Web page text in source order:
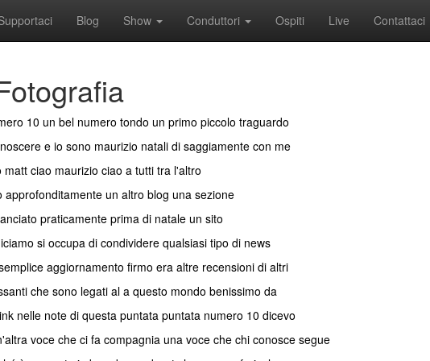
Blog Show Conduttori Ospiti Live Contattaci
10 un bel numero tondo un primo piccolo traguardo
e io sono maurizio natali di saggiamente con me
ciao maurizio ciao a tutti tra l'altro
un altro blog una sezione
praticamente prima di natale un sito
si occupa di condividere qualsiasi tipo di news
aggiornamento firmo era altre recensioni di altri
che sono legati al a questo mondo benissimo da
nelle note di questa puntata puntata numero 10 dicevo
voce che ci fa compagnia una voce che chi conosce segue